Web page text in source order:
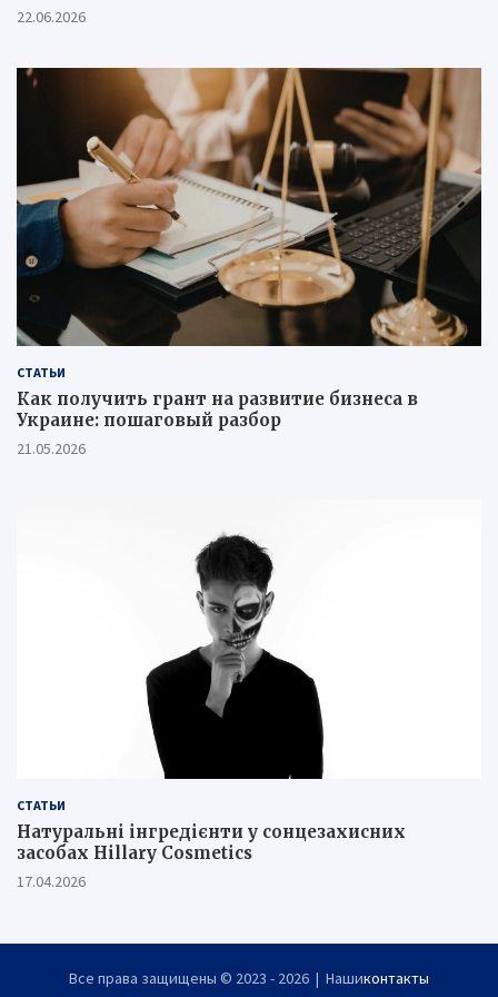
22.06.2026
СТАТЬИ
Как получить грант на развитие бизнеса в
Украине: пошаговый разбор
21.05.2026
СТАТЬИ
Натуральні інгредієнти у сонцезахисних
засобах Hillary Cosmetics
17.04.2026
Все права защищены © 2023 - 2026 | Нашиконтакты